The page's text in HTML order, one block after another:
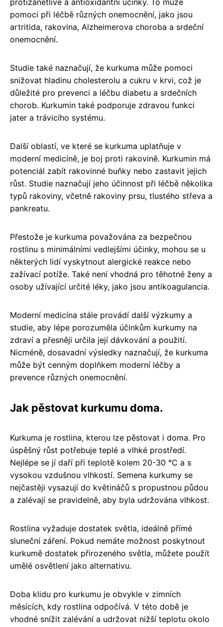
pomoci při léčbě různých onemocnění, jako jsou
artritida, rakovina, Alzheimerova choroba a srdeční
onemocnění.
Studie také naznačují, že kurkuma může pomoci
snižovat hladinu cholesterolu a cukru v krvi, což je
důležité pro prevenci a léčbu diabetu a srdečních
chorob. Kurkumin také podporuje zdravou funkci
jater a trávicího systému.
Další oblastí, ve které se kurkuma uplatňuje v
moderní medicíně, je boj proti rakovině. Kurkumin má
potenciál zabít rakovinné buňky nebo zastavit jejich
růst. Studie naznačují jeho účinnost při léčbě několika
typů rakoviny, včetně rakoviny prsu, tlustého střeva a
pankreatu.
Přestože je kurkuma považována za bezpečnou
rostlinu s minimálními vedlejšími účinky, mohou se u
některých lidí vyskytnout alergické reakce nebo
zažívací potíže. Také není vhodná pro těhotné ženy a
osoby užívající určité léky, jako jsou antikoagulancia.
Moderní medicína stále provádí další výzkumy a
studie, aby lépe porozuměla účinkům kurkumy na
zdraví a přesněji určila její dávkování a použití.
Nicméně, dosavadní výsledky naznačují, že kurkuma
může být cenným doplňkem moderní léčby a
prevence různých onemocnění.
Jak pěstovat kurkumu doma.
Kurkuma je rostlina, kterou lze pěstovat i doma. Pro
úspěšný růst potřebuje teplé a vlhké prostředí.
Nejlépe se jí daří při teplotě kolem 20-30 °C a s
vysokou vzdušnou vlhkostí. Semena kurkumy se
nejčastěji vysazují do květináčů s propustnou půdou
a zalévají se pravidelně, aby byla udržována vlhkost.
Rostlina vyžaduje dostatek světla, ideálně přímé
sluneční záření. Pokud nemáte možnost poskytnout
kurkumě dostatek přirozeného světla, můžete použít
umělé osvětlení jako alternativu.
Doba klidu pro kurkumu je obvykle v zimních
měsících, kdy rostlina odpočívá. V této době je
vhodné snížit zalévání a udržovat nižší teplotu okolo